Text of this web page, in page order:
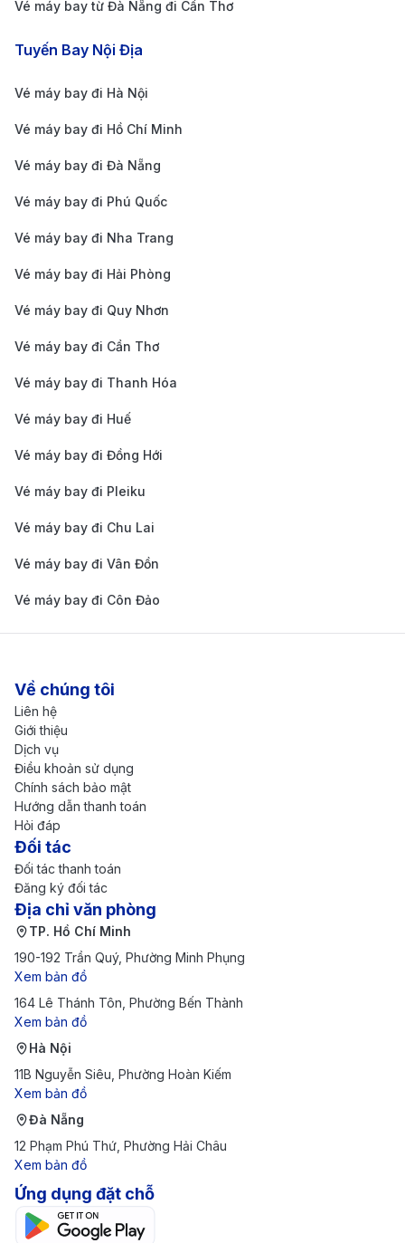
Vé máy bay từ Đà Nẵng đi Cần Thơ
Tuyến Bay Nội Địa
Vé máy bay đi Hà Nội
Vé máy bay đi Hồ Chí Minh
Vé máy bay đi Đà Nẵng
Vé máy bay đi Phú Quốc
Vé máy bay đi Nha Trang
Vé máy bay đi Hải Phòng
Vé máy bay đi Quy Nhơn
Vé máy bay đi Cần Thơ
Vé máy bay đi Thanh Hóa
Vé máy bay đi Huế
Vé máy bay đi Đồng Hới
Vé máy bay đi Pleiku
Vé máy bay đi Chu Lai
Vé máy bay đi Vân Đồn
Vé máy bay đi Côn Đảo
Về chúng tôi
Liên hệ
Giới thiệu
Dịch vụ
Điều khoản sử dụng
Chính sách bảo mật
Hướng dẫn thanh toán
Hỏi đáp
Đối tác
Đối tác thanh toán
Đăng ký đối tác
Địa chỉ văn phòng
TP. Hồ Chí Minh
190-192 Trần Quý, Phường Minh Phụng
Xem bản đồ
164 Lê Thánh Tôn, Phường Bến Thành
Xem bản đồ
Hà Nội
11B Nguyễn Siêu, Phường Hoàn Kiếm
Xem bản đồ
Đà Nẵng
12 Phạm Phú Thứ, Phường Hải Châu
Xem bản đồ
Ứng dụng đặt chỗ